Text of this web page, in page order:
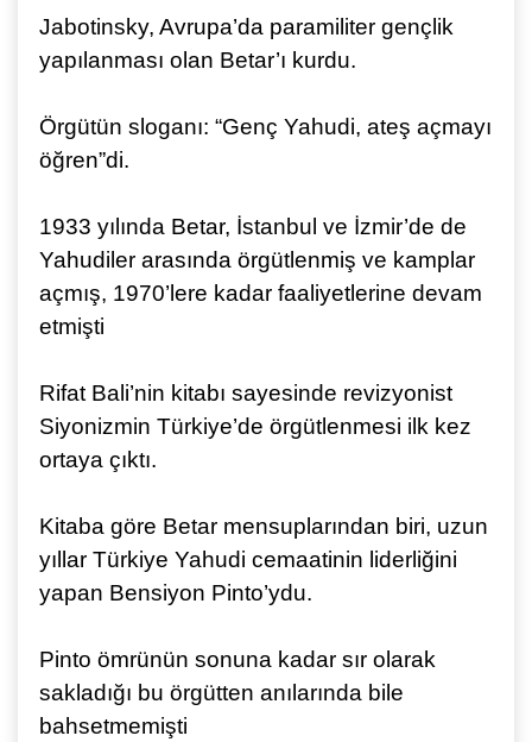
Jabotinsky, Avrupa’da paramiliter gençlik
yapılanması olan Betar’ı kurdu.
Örgütün sloganı: “Genç Yahudi, ateş açmayı
öğren”di.
1933 yılında Betar, İstanbul ve İzmir’de de
Yahudiler arasında örgütlenmiş ve kamplar
açmış, 1970’lere kadar faaliyetlerine devam
etmişti
Rifat Bali’nin kitabı sayesinde revizyonist
Siyonizmin Türkiye’de örgütlenmesi ilk kez
ortaya çıktı.
Kitaba göre Betar mensuplarından biri, uzun
yıllar Türkiye Yahudi cemaatinin liderliğini
yapan Bensiyon Pinto’ydu.
Pinto ömrünün sonuna kadar sır olarak
sakladığı bu örgütten anılarında bile
bahsetmemişti